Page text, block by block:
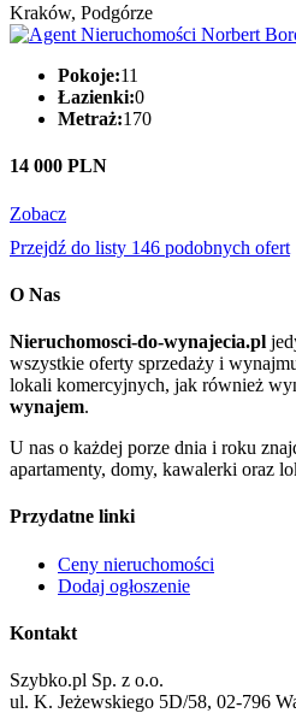
Kraków, Podgórze
Pokoje:11
Łazienki:0
Metraż:170
14 000 PLN
Zobacz
Przejdź do listy 146 podobnych ofert
O Nas
Nieruchomosci-do-wynajecia.pl
wszystkie oferty sprzedaży i
lokali komercyjnych, jak również
wynajem.
U nas o każdej porze dnia i roku
apartamenty, domy, kawalerki oraz
Przydatne linki
Ceny nieruchomości
Dodaj ogłoszenie
Kontakt
Szybko.pl Sp. z o.o.
ul. K. Jeżewskiego 5D/58, 02-796